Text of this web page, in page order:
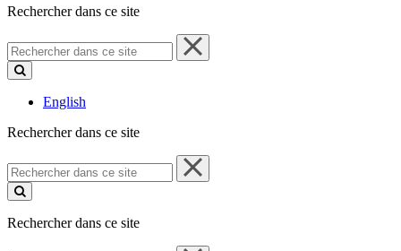
Rechercher dans ce site
Rechercher
dans
ce
English
Rechercher dans ce site
Rechercher
dans
ce
Rechercher dans ce site